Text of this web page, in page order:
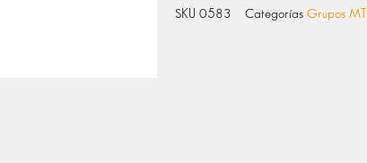
SKU 0583 Categorías Grupos